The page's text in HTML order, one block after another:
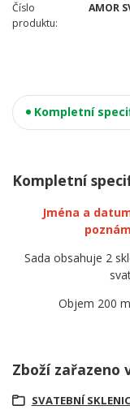
Číslo
produktu:
AMOR
Kompletní
Kompletní
Jména a
Sada obsahuje 2
Objem 200
Zboží zařazeno
SVATEBNÍ